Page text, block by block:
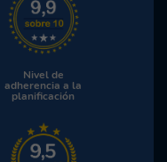
Nivel de
adherencia a la
planificación